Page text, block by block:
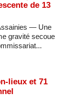
de 13
— Une
gravité secoue
lieux et 71